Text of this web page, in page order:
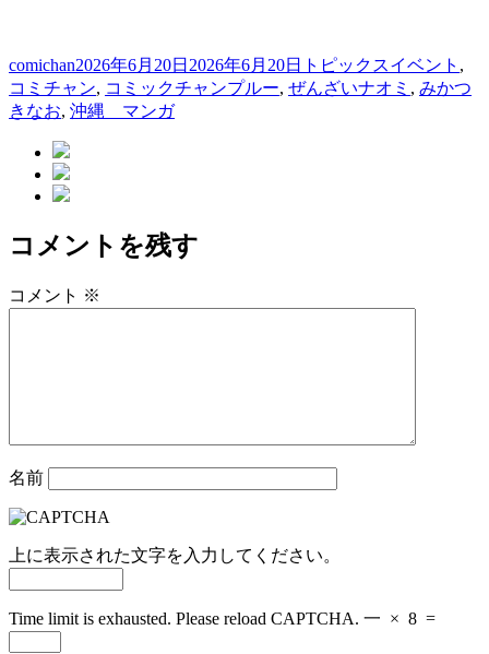
投
稿
者
comichan投
稿
日:
2026年6月20日 2026年6月20日 カ
テ
トピックスタ
グ
イベント ,
コミチャン, コミックチャンプルー, ぜんざいナオミ , みかつ
きなお, 沖縄 マンガ
コメントを残す
コメント ※
名前
上に表示された文字を入力してください。
Time limit is exhausted. Please reload CAPTCHA. 一 × 8 =